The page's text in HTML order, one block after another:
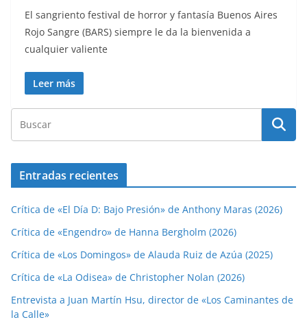
El sangriento festival de horror y fantasía Buenos Aires
Rojo Sangre (BARS) siempre le da la bienvenida a
cualquier valiente
Leer más
Entradas recientes
Crítica de «El Día D: Bajo Presión» de Anthony Maras (2026)
Crítica de «Engendro» de Hanna Bergholm (2026)
Crítica de «Los Domingos» de Alauda Ruiz de Azúa (2025)
Crítica de «La Odisea» de Christopher Nolan (2026)
Entrevista a Juan Martín Hsu, director de «Los Caminantes de
la Calle»